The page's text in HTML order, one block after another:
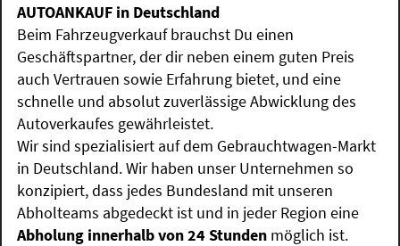
AUTOANKAUF in Deutschland
Beim Fahrzeugverkauf brauchst Du einen
Geschäftspartner, der dir neben einem guten Preis
auch Vertrauen sowie Erfahrung bietet, und eine
schnelle und absolut zuverlässige Abwicklung des
Autoverkaufes gewährleistet.
Wir sind spezialisiert auf dem Gebrauchtwagen-Markt
in Deutschland. Wir haben unser Unternehmen so
konzipiert, dass jedes Bundesland mit unseren
Abholteams abgedeckt ist und in jeder Region eine
Abholung innerhalb von 24 Stunden möglich ist.